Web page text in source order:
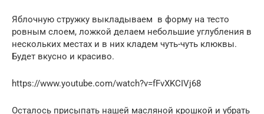
Яблочную стружку выкладываем в форму на тесто
ровным слоем, ложкой делаем небольшие углубления в
нескольких местах и в них кладем чуть-чуть клюквы.
Будет вкусно и красиво.
https://www.youtube.com/watch?v=fFvXKCIVj68
Осталось присыпать нашей масляной крошкой и убрать